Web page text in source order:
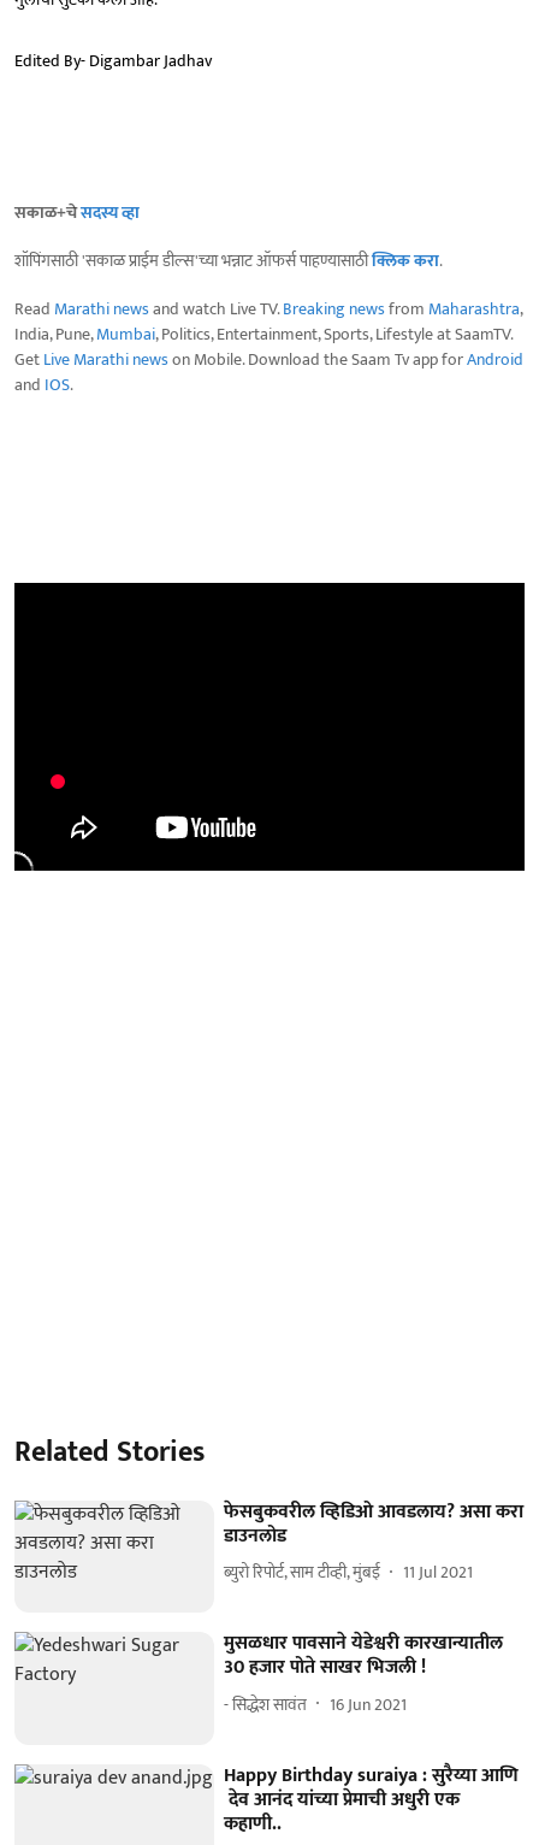
Edited By- Digambar Jadhav
सकाळ+चेसदस्य व्हा
शॉपिंगसाठी 'सकाळ प्राईम डील्स'च्या भन्नाट ऑफर्स पाहण्यासाठीक्लिक करा.
Read Marathi newsand watch Live TV.Breaking newsfrom Maharashtra,
India, Pune,Mumbai, Politics, Entertainment, Sports, Lifestyle at SaamTV.
GetLive Marathi newson Mobile. Download the Saam Tv app forAndroid
and IOS.
Related Stories
फेसबुकवरील व्हिडिओ आवडलाय? असा करा
डाउनलोड
ब्युरो रिपोर्ट, साम टीव्ही, मुंबई 11 Jul 2021
मुसळधार पावसाने येडेश्वरी कारखान्यातील
30 हजार पोते साखर भिजली !
- सिद्धेश सावंत 16 Jun 2021
Happy Birthday suraiya : सुरैय्या आणि
देव आनंद यांच्या प्रेमाची अधुरी एक
कहाणी..